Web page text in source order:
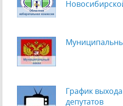
График
депутатов